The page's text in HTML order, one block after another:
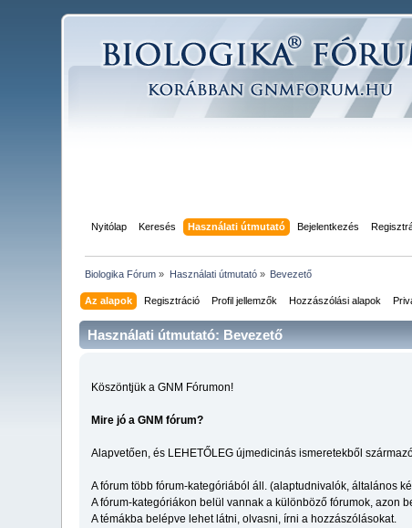
Nyitólap Keresés Használati útmutató Bejelentkezés
Biologika Fórum » Használati útmutató» Bevezető
Az alapok Regisztráció Profil jellemzők Hozzászólási alapok
Használati útmutató: Bevezető
Köszöntjük a GNM Fórumon!
Mire jó a GNM fórum?
Alapvetően, és LEHETŐLEG újmedicinás ismeretekből
A fórum több fórum-kategóriából áll. (alaptudnivalók, általános
A fórum-kategóriákon belül vannak a különböző fórumok, azon
A témákba belépve lehet látni, olvasni, írni a hozzászólásokat.